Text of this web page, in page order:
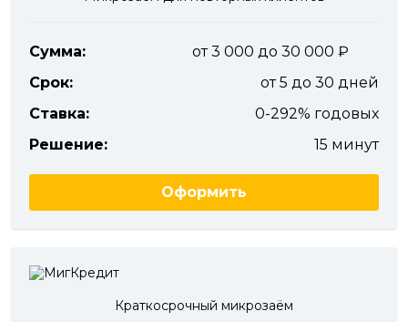
Сумма:
от 3 000 до 30 000
Срок:
от 5 до 30 дней
Ставка:
0-292% годовых
Решение:
15 минут
Оформить
Краткосрочный микрозаём